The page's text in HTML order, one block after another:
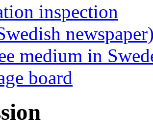
inspection
medium in
board